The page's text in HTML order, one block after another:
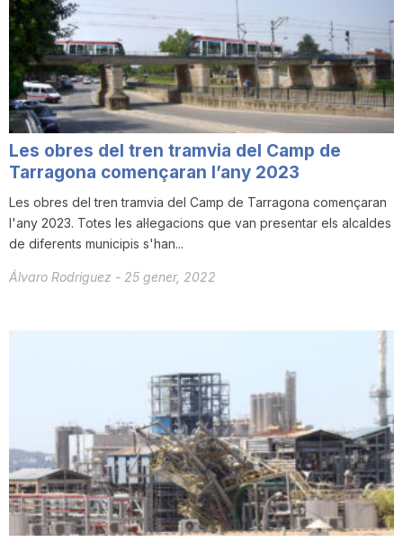
Les obres del tren tramvia del Camp de
Tarragona començaran l’any 2023
Les obres del tren tramvia del Camp de Tarragona començaran
l'any 2023. Totes les al·legacions que van presentar els alcaldes
de diferents municipis s'han...
Álvaro Rodriguez - 25 gener, 2022